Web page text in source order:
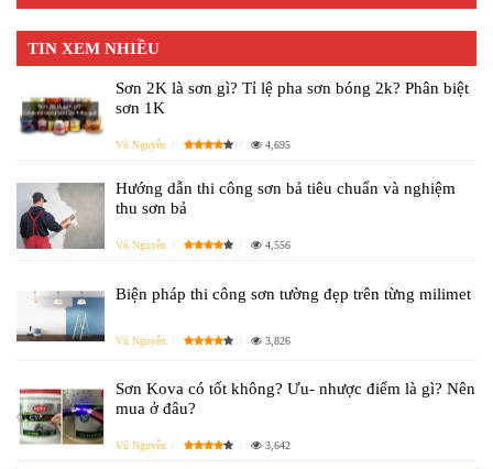
TIN XEM NHIỀU
Sơn 2K là sơn gì? Tỉ lệ pha sơn bóng 2k? Phân biệt
sơn 1K
Vũ Nguyễn 4,695
Hướng dẫn thi công sơn bả tiêu chuẩn và nghiệm
thu sơn bả
Vũ Nguyễn 4,556
Biện pháp thi công sơn tường đẹp trên từng milimet
Vũ Nguyễn 3,826
Sơn Kova có tốt không? Ưu- nhược điểm là gì? Nên
mua ở đâu?
Vũ Nguyễn 3,642